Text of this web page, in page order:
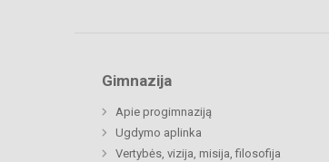
Gimnazija
Apie progimnaziją
Ugdymo aplinka
Vertybės, vizija, misija, filosofija